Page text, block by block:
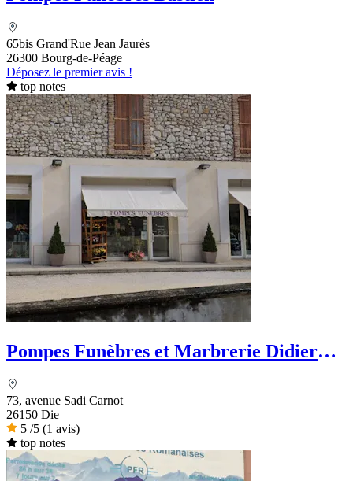
65bis Grand'Rue Jean Jaurès
26300 Bourg-de-Péage
Déposez le premier avis !
top notes
Pompes Funèbres et Marbrerie Didier
73, avenue Sadi Carnot
26150 Die
5 /5 (1 avis)
top notes